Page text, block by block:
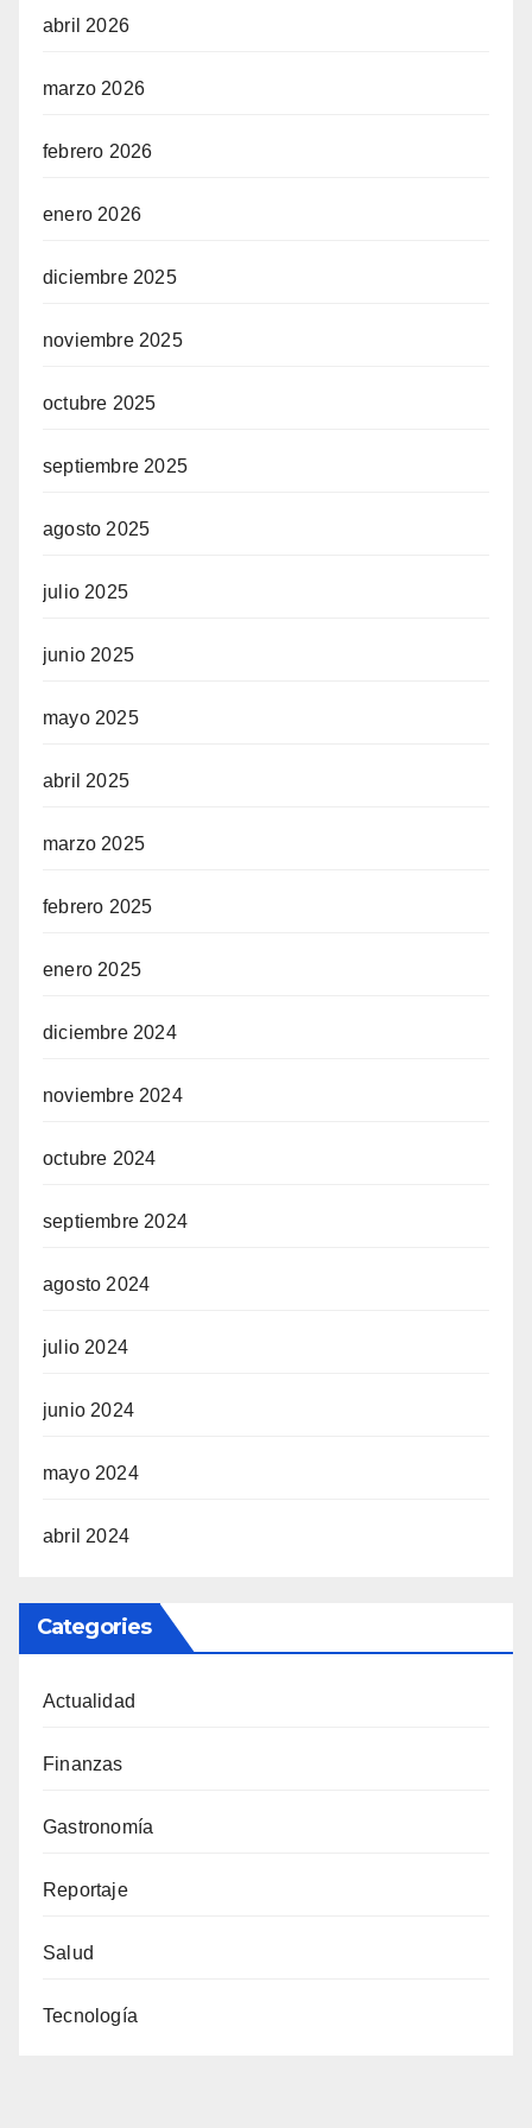
abril 2026
marzo 2026
febrero 2026
enero 2026
diciembre 2025
noviembre 2025
octubre 2025
septiembre 2025
agosto 2025
julio 2025
junio 2025
mayo 2025
abril 2025
marzo 2025
febrero 2025
enero 2025
diciembre 2024
noviembre 2024
octubre 2024
septiembre 2024
agosto 2024
julio 2024
junio 2024
mayo 2024
abril 2024
Categories
Actualidad
Finanzas
Gastronomía
Reportaje
Salud
Tecnología